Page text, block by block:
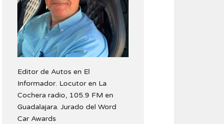
Editor de Autos en El
Informador. Locutor en La
Cochera radio, 105.9 FM en
Guadalajara. Jurado del Word
Car Awards